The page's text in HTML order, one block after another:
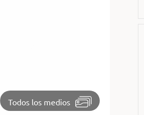
⏵
Todos los medios